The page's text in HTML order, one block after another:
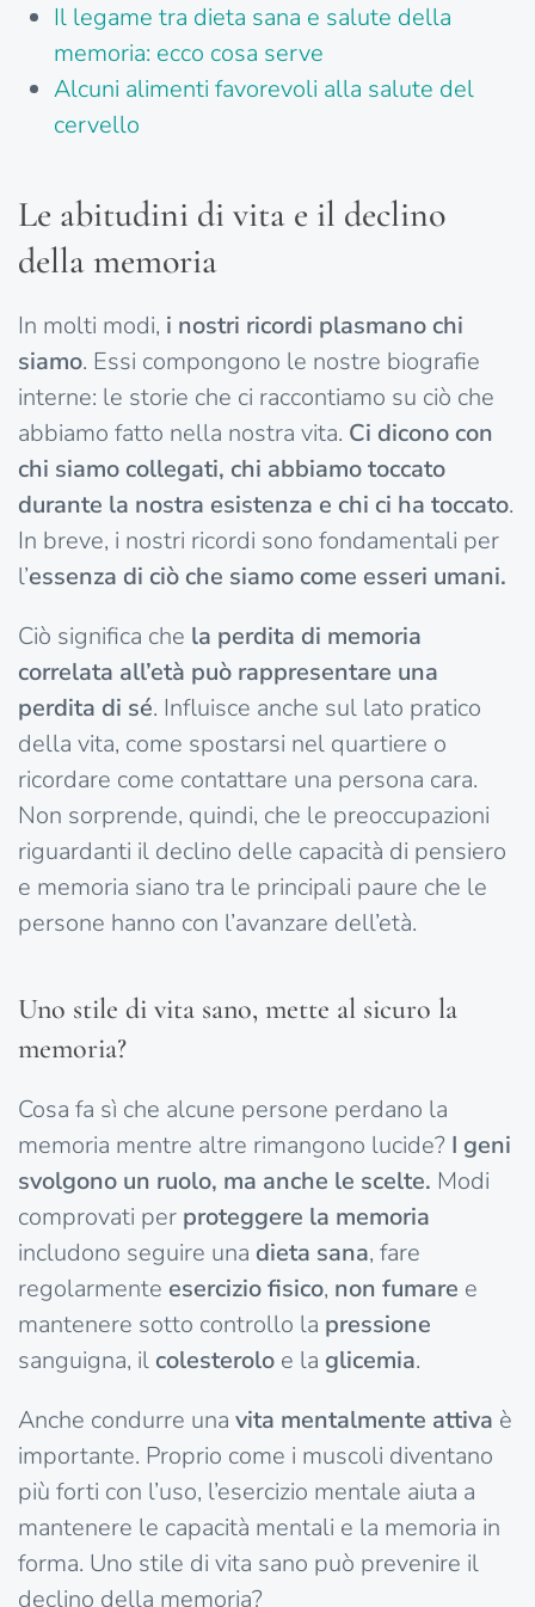
Il legame tra dieta sana e salute della
memoria: ecco cosa serve
Alcuni alimenti favorevoli alla salute del
cervello
Le abitudini di vita e il declino
della memoria
In molti modi, i nostri ricordi plasmano chi
siamo. Essi compongono le nostre biografie
interne: le storie che ci raccontiamo su ciò che
abbiamo fatto nella nostra vita. Ci dicono con
chi siamo collegati, chi abbiamo toccato
durante la nostra esistenza e chi ci ha toccato.
In breve, i nostri ricordi sono fondamentali per
l’essenza di ciò che siamo come esseri umani.
Ciò significa che la perdita di memoria
correlata all’età può rappresentare una
perdita di sé. Influisce anche sul lato pratico
della vita, come spostarsi nel quartiere o
ricordare come contattare una persona cara.
Non sorprende, quindi, che le preoccupazioni
riguardanti il declino delle capacità di pensiero
e memoria siano tra le principali paure che le
persone hanno con l’avanzare dell’età.
Uno stile di vita sano, mette al sicuro la
memoria?
Cosa fa sì che alcune persone perdano la
memoria mentre altre rimangono lucide? I geni
svolgono un ruolo, ma anche le scelte. Modi
comprovati per proteggere la memoria
includono seguire una dieta sana, fare
regolarmente esercizio fisico, non fumare e
mantenere sotto controllo la pressione
sanguigna, il colesterolo e la glicemia.
Anche condurre una vita mentalmente attiva è
importante. Proprio come i muscoli diventano
più forti con l’uso, l’esercizio mentale aiuta a
mantenere le capacità mentali e la memoria in
forma. Uno stile di vita sano può prevenire il
declino della memoria?